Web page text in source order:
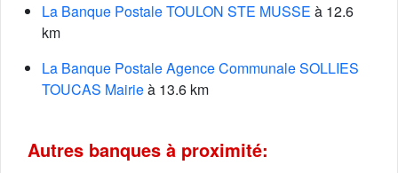
La Banque Postale TOULON STE MUSSE à 12.6
km
La Banque Postale Agence Communale SOLLIES
TOUCAS Mairieà 13.6 km
Autres banques à proximité: